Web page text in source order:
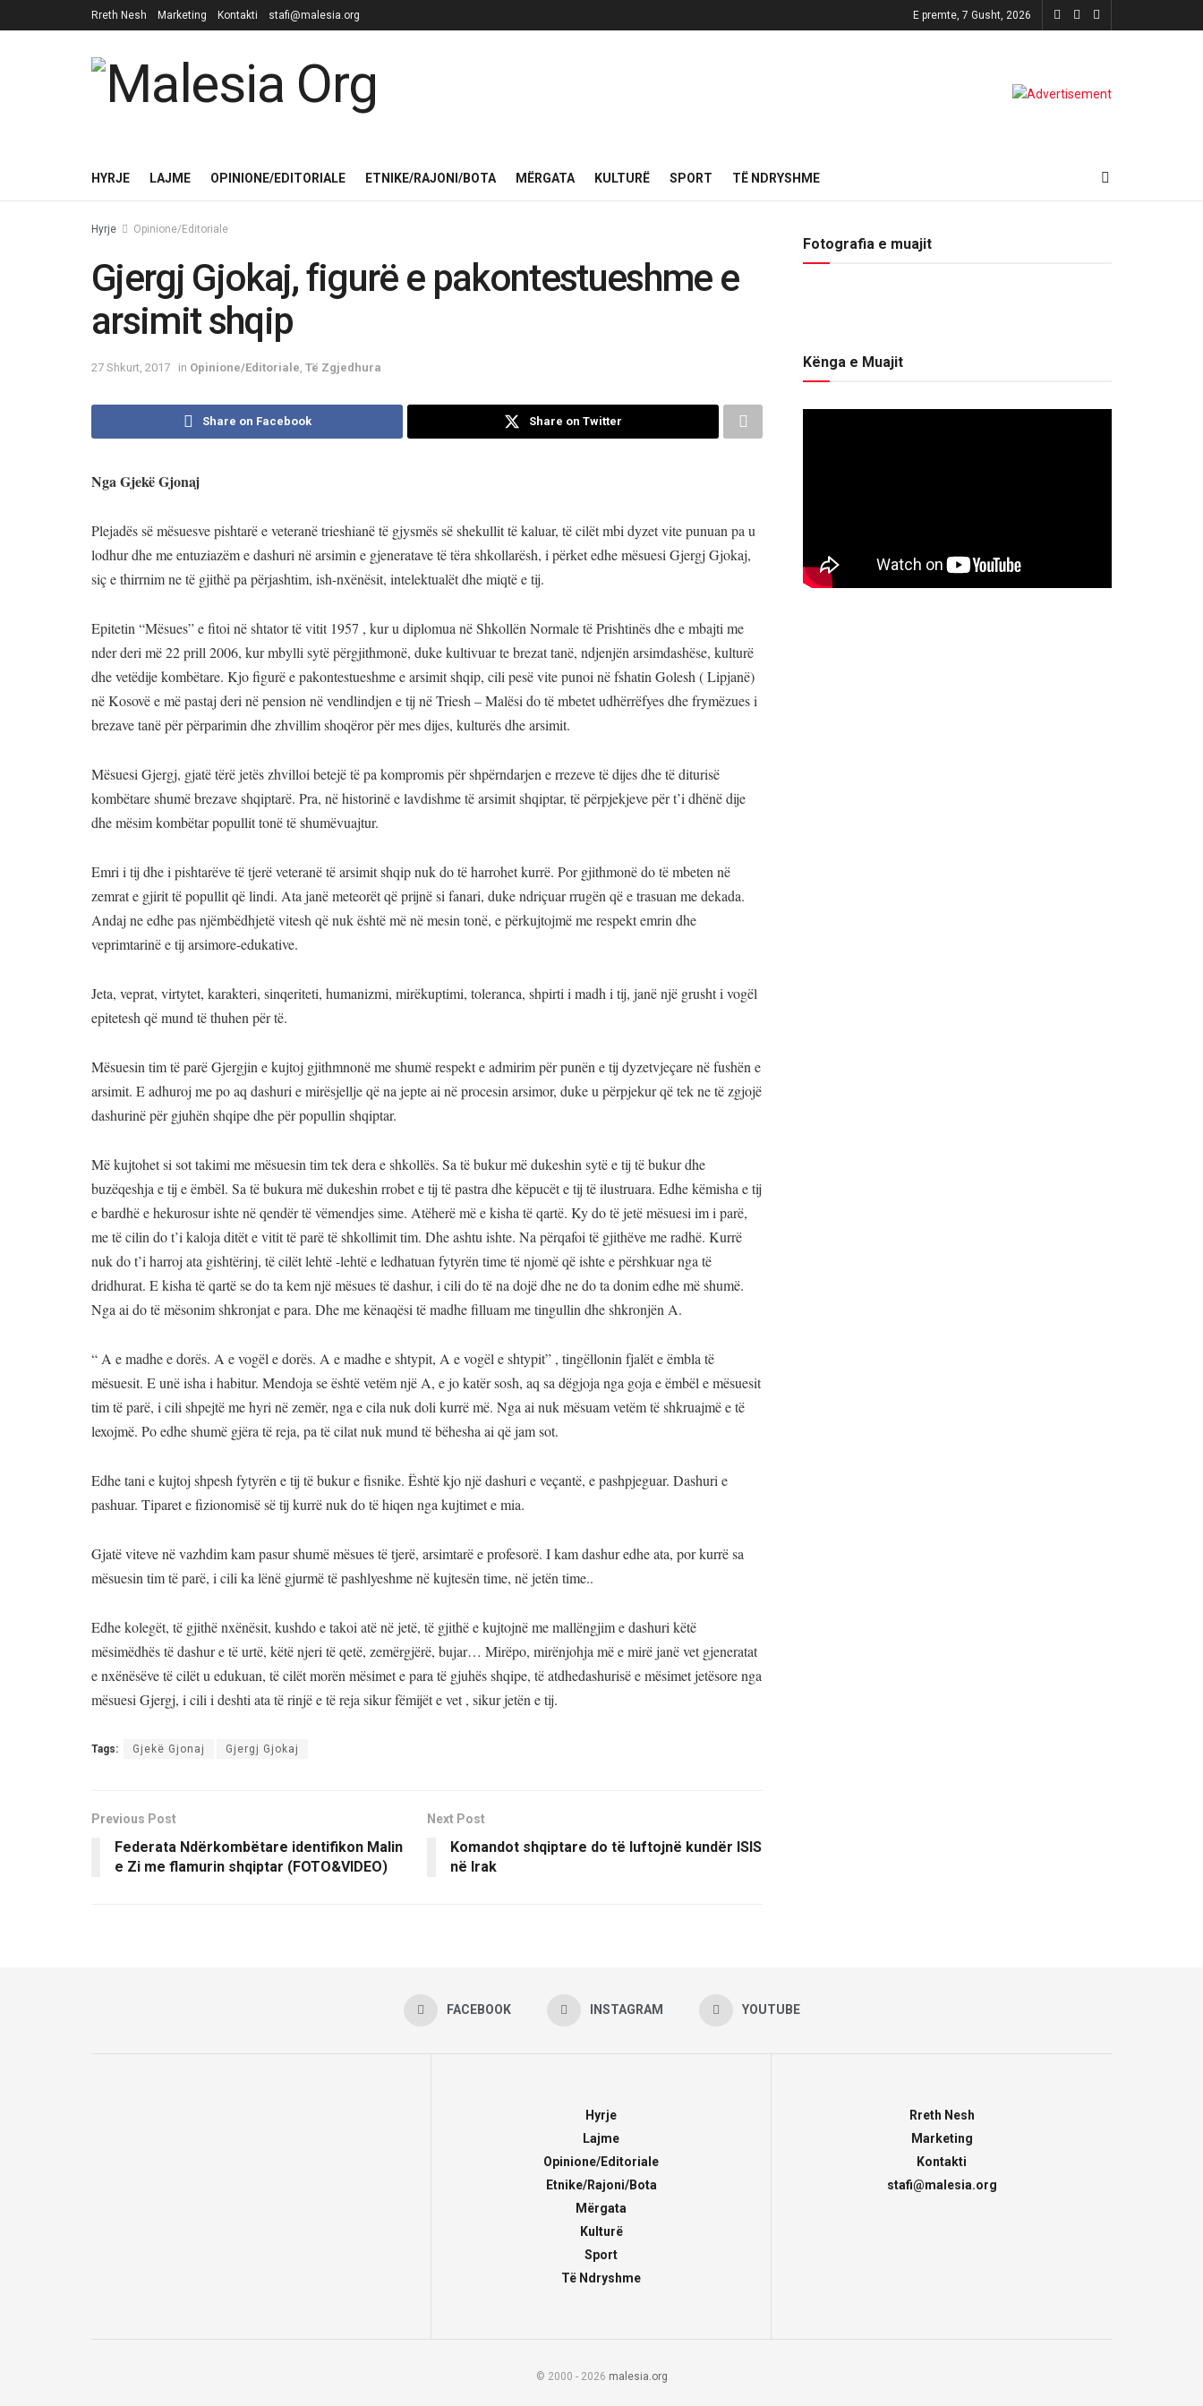
Rreth Nesh Marketing Kontakti stafi@malesia.org E premte, 7 Gusht, 2026
HYRJE LAJME OPINIONE/EDITORIALE ETNIKE/RAJONI/BOTA MËRGATA KULTURË SPORT TË NDRYSHME
Hyrje Opinione/Editoriale
Gjergj Gjokaj, figurë e pakontestueshme e
arsimit shqip
27 Shkurt, 2017 in Opinione/Editoriale Të Zgjedhura
Share on Facebook Share on Twitter
Nga Gjekë Gjonaj
Plejadës së mësuesve pishtarë e veteranë trieshianë të gjysmës së shekullit të kaluar, të cilët mbi dyzet vite punuan pa u
lodhur dhe me entuziazëm e dashuri në arsimin e gjeneratave të tëra shkollarësh, i përket edhe mësuesi Gjergj Gjokaj,
siç e thirrnim ne të gjithë pa përjashtim, ish-nxënësit, intelektualët dhe miqtë e tij.
Epitetin “Mësues” e fitoi në shtator të vitit 1957 , kur u diplomua në Shkollën Normale të Prishtinës dhe e mbajti me
nder deri më 22 prill 2006, kur mbylli sytë përgjithmonë, duke kultivuar te brezat tanë, ndjenjën arsimdashëse, kulturë
dhe vetëdije kombëtare. Kjo figurë e pakontestueshme e arsimit shqip, cili pesë vite punoi në fshatin Golesh ( Lipjanë)
në Kosovë e më pastaj deri në pension në vendlindjen e tij në Triesh – Malësi do të mbetet udhërrëfyes dhe frymëzues i
brezave tanë për përparimin dhe zhvillim shoqëror për mes dijes, kulturës dhe arsimit.
Mësuesi Gjergj, gjatë tërë jetës zhvilloi betejë të pa kompromis për shpërndarjen e rrezeve të dijes dhe të diturisë
kombëtare shumë brezave shqiptarë. Pra, në historinë e lavdishme të arsimit shqiptar, të përpjekjeve për t’i dhënë dije
dhe mësim kombëtar popullit tonë të shumëvuajtur.
Emri i tij dhe i pishtarëve të tjerë veteranë të arsimit shqip nuk do të harrohet kurrë. Por gjithmonë do të mbeten në
zemrat e gjirit të popullit që lindi. Ata janë meteorët që prijnë si fanari, duke ndriçuar rrugën që e trasuan me dekada.
Andaj ne edhe pas njëmbëdhjetë vitesh që nuk është më në mesin tonë, e përkujtojmë me respekt emrin dhe
veprimtarinë e tij arsimore-edukative.
Jeta, veprat, virtytet, karakteri, sinqeriteti, humanizmi, mirëkuptimi, toleranca, shpirti i madh i tij, janë një grusht i vogël
epitetesh që mund të thuhen për të.
Mësuesin tim të parë Gjergjin e kujtoj gjithmnonë me shumë respekt e admirim për punën e tij dyzetvjeçare në fushën e
arsimit. E adhuroj me po aq dashuri e mirësjellje që na jepte ai në procesin arsimor, duke u përpjekur që tek ne të zgjojë
dashurinë për gjuhën shqipe dhe për popullin shqiptar.
Më kujtohet si sot takimi me mësuesin tim tek dera e shkollës. Sa të bukur më dukeshin sytë e tij të bukur dhe
buzëqeshja e tij e ëmbël. Sa të bukura më dukeshin rrobet e tij të pastra dhe këpucët e tij të ilustruara. Edhe këmisha e tij
e bardhë e hekurosur ishte në qendër të vëmendjes sime. Atëherë më e kisha të qartë. Ky do të jetë mësuesi im i parë,
me të cilin do t’i kaloja ditët e vitit të parë të shkollimit tim. Dhe ashtu ishte. Na përqafoi të gjithëve me radhë. Kurrë
nuk do t’i harroj ata gishtërinj, të cilët lehtë -lehtë e ledhatuan fytyrën time të njomë që ishte e përshkuar nga të
dridhurat. E kisha të qartë se do ta kem një mësues të dashur, i cili do të na dojë dhe ne do ta donim edhe më shumë.
Nga ai do të mësonim shkronjat e para. Dhe me kënaqësi të madhe filluam me tingullin dhe shkronjën A.
“ A e madhe e dorës. A e vogël e dorës. A e madhe e shtypit, A e vogël e shtypit” , tingëllonin fjalët e ëmbla të
mësuesit. E unë isha i habitur. Mendoja se është vetëm një A, e jo katër sosh, aq sa dëgjoja nga goja e ëmbël e mësuesit
tim të parë, i cili shpejtë me hyri në zemër, nga e cila nuk doli kurrë më. Nga ai nuk mësuam vetëm të shkruajmë e të
lexojmë. Po edhe shumë gjëra të reja, pa të cilat nuk mund të bëhesha ai që jam sot.
Edhe tani e kujtoj shpesh fytyrën e tij të bukur e fisnike. Është kjo një dashuri e veçantë, e pashpjeguar. Dashuri e
pashuar. Tiparet e fizionomisë së tij kurrë nuk do të hiqen nga kujtimet e mia.
Gjatë viteve në vazhdim kam pasur shumë mësues të tjerë, arsimtarë e profesorë. I kam dashur edhe ata, por kurrë sa
mësuesin tim të parë, i cili ka lënë gjurmë të pashlyeshme në kujtesën time, në jetën time..
Edhe kolegët, të gjithë nxënësit, kushdo e takoi atë në jetë, të gjithë e kujtojnë me mallëngjim e dashuri këtë
mësimëdhës të dashur e të urtë, këtë njeri të qetë, zemërgjërë, bujar… Mirëpo, mirënjohja më e mirë janë vet gjeneratat
e nxënësëve të cilët u edukuan, të cilët morën mësimet e para të gjuhës shqipe, të atdhedashurisë e mësimet jetësore nga
mësuesi Gjergj, i cili i deshti ata të rinjë e të reja sikur fëmijët e vet , sikur jetën e tij.
Tags: Gjekë Gjonaj Gjergj Gjokaj
Previous Post
Federata Ndërkombëtare identifikon Malin
e Zi me flamurin shqiptar (FOTO&VIDEO)
Next Post
Komandot shqiptare do të luftojnë kundër ISIS
në Irak
Fotografia e muajit
Kënga e Muajit
FACEBOOK INSTAGRAM YOUTUBE
Hyrje
Lajme
Opinione/Editoriale
Etnike/Rajoni/Bota
Mërgata
Kulturë
Sport
Të Ndryshme
Rreth Nesh
Marketing
Kontakti
stafi@malesia.org
© 2000 - 2026 malesia.org